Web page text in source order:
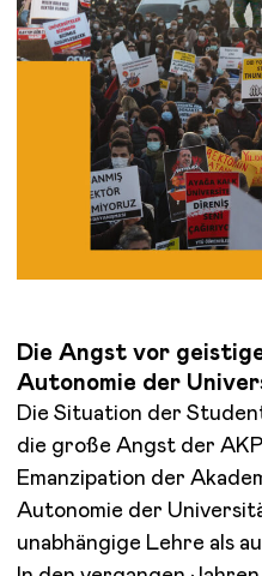
Die Angst vor
Autonomie der
Die Situation der
die große Angst der
Emanzipation der
Autonomie der
unabhängige Lehre als